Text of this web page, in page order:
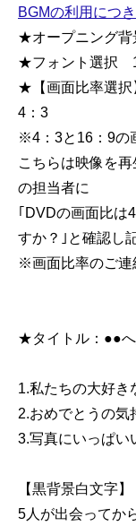
BGMの利用につ
★オープニング
★フォント選択
★【画面比率選択
4：3
※4：3と16：9の
こちらは映像を
の担当者に
｢DVDの画面比は
すか？｣と確認し
※画面比率のご連
★タイトル：●●へ
1.私たちの大好き
2.おめでとうの気
3.写真にいっぱい
【黒背景白文字】
5人が出会ってか